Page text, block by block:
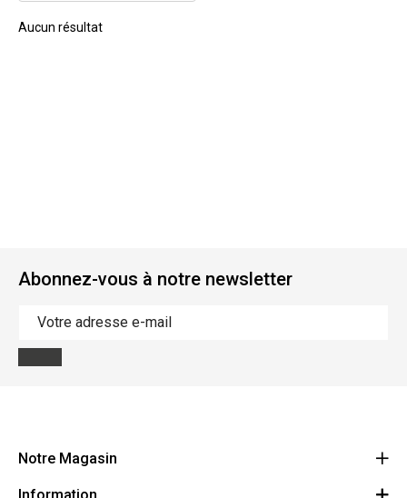
Aucun résultat
Abonnez-vous à notre newsletter
Notre Magasin